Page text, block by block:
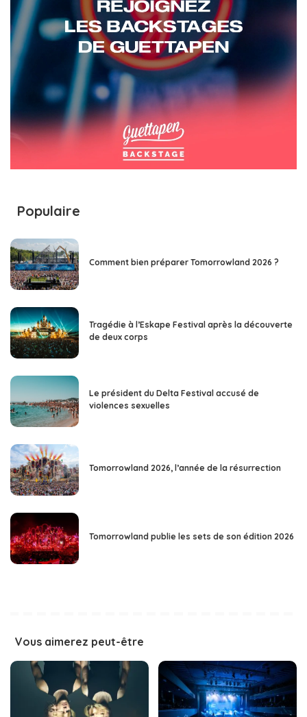
Populaire
Comment bien préparer Tomorrowland 2026 ?
Tragédie à l’Eskape Festival après la découverte
de deux corps
Le président du Delta Festival accusé de
violences sexuelles
Tomorrowland 2026, l’année de la résurrection
Tomorrowland publie les sets de son édition 2026
Vous aimerez peut-être